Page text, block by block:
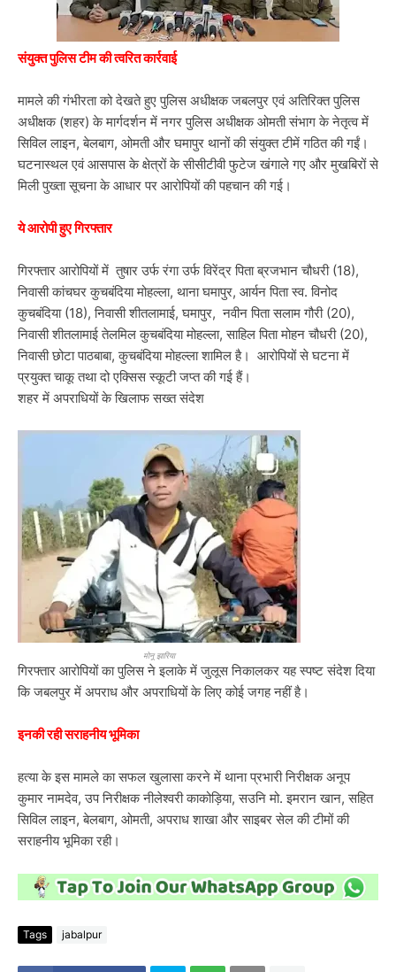
संयुक्त पुलिस टीम की त्वरित कार्रवाई
मामले की गंभीरता को देखते हुए पुलिस अधीक्षक जबलपुर एवं अतिरिक्त पुलिस
अधीक्षक (शहर) के मार्गदर्शन में नगर पुलिस अधीक्षक ओमती संभाग के नेतृत्व में
सिविल लाइन, बेलबाग, ओमती और घमापुर थानों की संयुक्त टीमें गठित की गईं।
घटनास्थल एवं आसपास के क्षेत्रों के सीसीटीवी फुटेज खंगाले गए और मुखबिरों से
मिली पुख्ता सूचना के आधार पर आरोपियों की पहचान की गई।
ये आरोपी हुए गिरफ्तार
गिरफ्तार आरोपियों में तुषार उर्फ रंगा उर्फ विरेंद्र पिता ब्रजभान चौधरी (18),
निवासी कांचघर कुचबंदिया मोहल्ला, थाना घमापुर, आर्यन पिता स्व. विनोद
कुचबंदिया (18), निवासी शीतलामाई, घमापुर, नवीन पिता सलाम गौरी (20),
निवासी शीतलामाई तेलमिल कुचबंदिया मोहल्ला, साहिल पिता मोहन चौधरी (20),
निवासी छोटा पाठबाबा, कुचबंदिया मोहल्ला शामिल है। आरोपियों से घटना में
प्रयुक्त चाकू तथा दो एक्सिस स्कूटी जप्त की गई हैं।
शहर में अपराधियों के खिलाफ सख्त संदेश
मोनू झारिया
गिरफ्तार आरोपियों का पुलिस ने इलाके में जुलूस निकालकर यह स्पष्ट संदेश दिया
कि जबलपुर में अपराध और अपराधियों के लिए कोई जगह नहीं है।
इनकी रही सराहनीय भूमिका
हत्या के इस मामले का सफल खुलासा करने में थाना प्रभारी निरीक्षक अनूप
कुमार नामदेव, उप निरीक्षक नीलेश्वरी काकोड़िया, सउनि मो. इमरान खान, सहित
सिविल लाइन, बेलबाग, ओमती, अपराध शाखा और साइबर सेल की टीमों की
सराहनीय भूमिका रही।
Tags jabalpur